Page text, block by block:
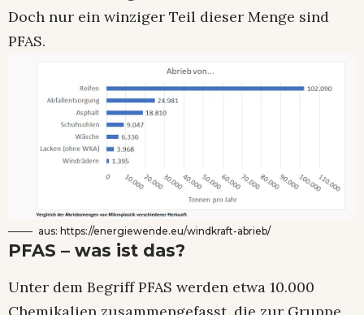
Doch nur ein winziger Teil dieser Menge sind
PFAS.
aus: https://energiewende.eu/windkraft-abrieb/
PFAS – was ist das?
Unter dem Begriff PFAS werden etwa 10.000
Chemikalien zusammengefasst, die zur Gruppe